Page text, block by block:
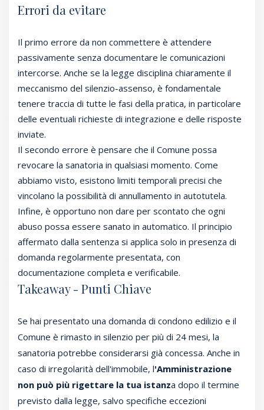
Errori da evitare
Il primo errore da non commettere è attendere
passivamente senza documentare le comunicazioni
intercorse. Anche se la legge disciplina chiaramente il
meccanismo del silenzio-assenso, è fondamentale
tenere traccia di tutte le fasi della pratica, in particolare
delle eventuali richieste di integrazione e delle risposte
inviate.
Il secondo errore è pensare che il Comune possa
revocare la sanatoria in qualsiasi momento. Come
abbiamo visto, esistono limiti temporali precisi che
vincolano la possibilità di annullamento in autotutela.
Infine, è opportuno non dare per scontato che ogni
abuso possa essere sanato in automatico. Il principio
affermato dalla sentenza si applica solo in presenza di
domanda regolarmente presentata, con
documentazione completa e verificabile.
Takeaway - Punti Chiave
Se hai presentato una domanda di condono edilizio e il
Comune è rimasto in silenzio per più di 24 mesi, la
sanatoria potrebbe considerarsi già concessa. Anche in
caso di irregolarità dell'immobile, l'Amministrazione
non può più rigettare la tua istanza dopo il termine
previsto dalla legge, salvo specifiche eccezioni